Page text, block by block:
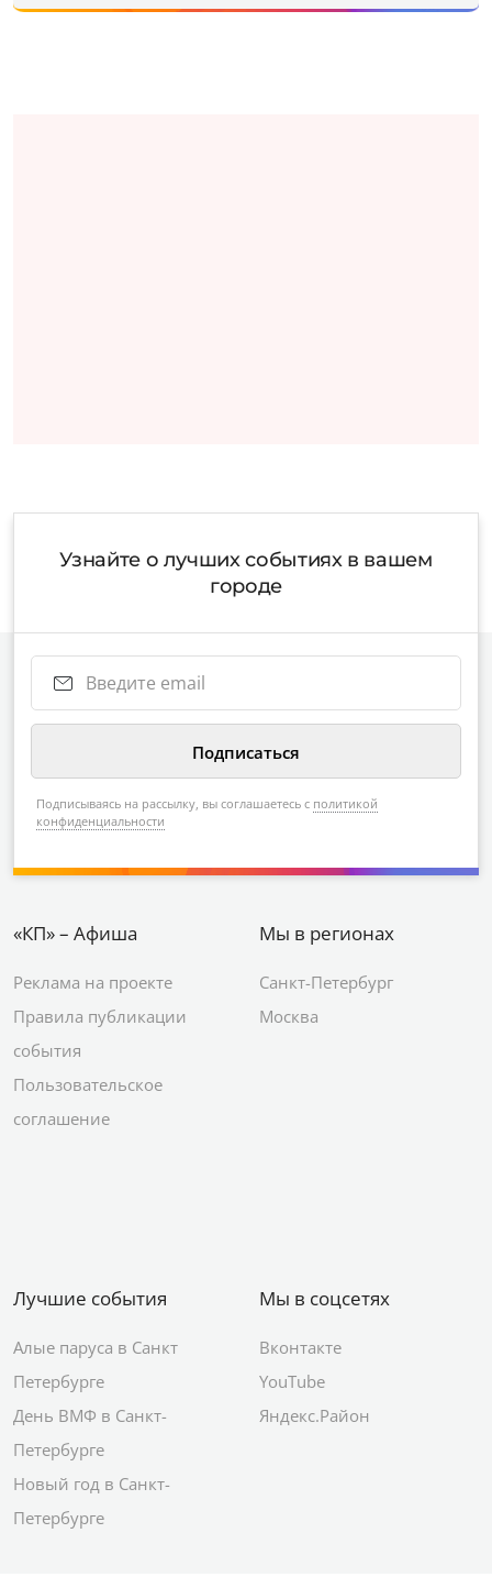
Узнайте о лучших событиях в вашем
городе
Подписываясь на рассылку, вы соглашаетесь с политикой
конфиденциальности
«КП» – Афиша
Реклама на проекте
Правила публикации
события
Пользовательское
соглашение
Мы в регионах
Санкт-Петербург
Москва
Лучшие события
Алые паруса в Санкт
Петербурге
День ВМФ в Санкт-
Петербурге
Новый год в Санкт-
Петербурге
Мы в соцсетях
Вконтакте
YouTube
Яндекс.Район